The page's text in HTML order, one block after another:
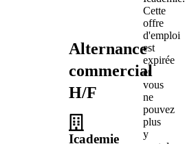
Alternance
commercial
H/F
Icademie
Cette
offre
d'emploi
est
expirée
et
vous
ne
pouvez
plus
y